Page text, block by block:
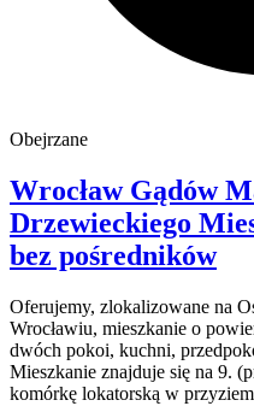
Obejrzane
Wrocław Gądów
Drzewieckiego
bez pośredników
Oferujemy, zlokalizowane na
Wrocławiu, mieszkanie o
dwóch pokoi, kuchni,
Mieszkanie znajduje się na 9.
komórkę lokatorską w